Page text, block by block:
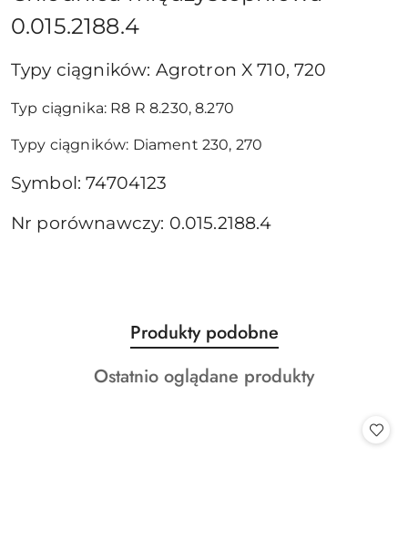
0.015.2188.4
Typy ciągników: Agrotron X 710, 720
Typ ciągnika: R8 R 8.230, 8.270
Typy ciągników: Diament 230, 270
Symbol: 74704123
Nr porównawczy: 0.015.2188.4
Pomiń karuzelę produktów
Produkty
o
statusie:
Produkty podobne
Produkty
Ostatnio oglądane produkty